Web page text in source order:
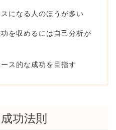
になる人のほうが多い
を収めるには自己分析が
ス的な成功を目指す
功法則